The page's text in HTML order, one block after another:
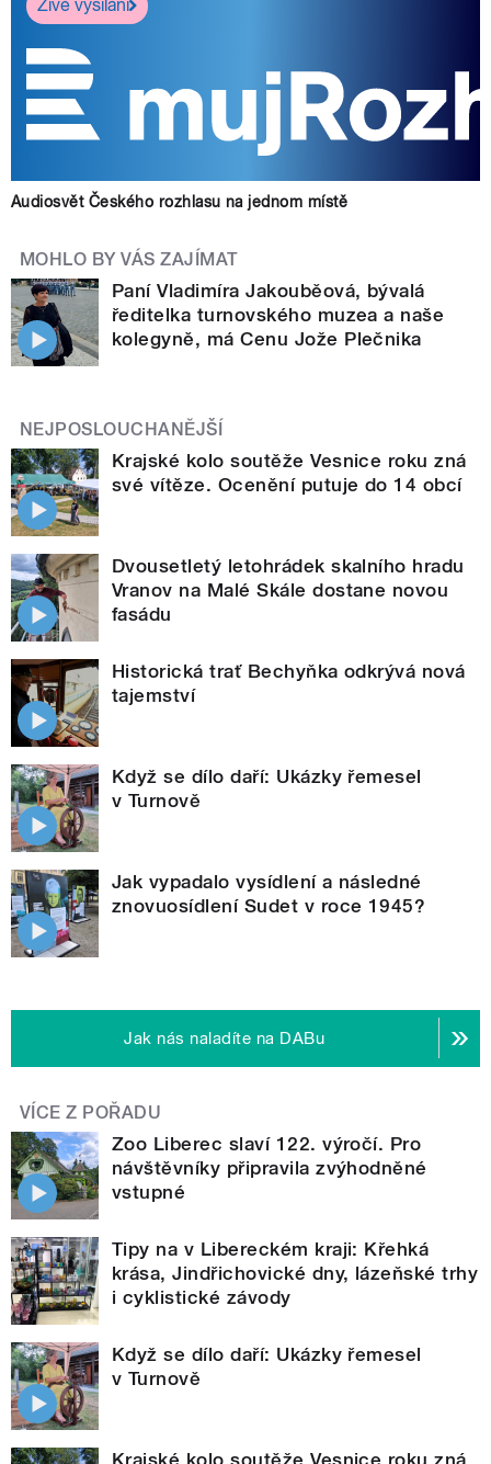
Živé vysílání
Audiosvět Českého rozhlasu na jednom místě
MOHLO BY VÁS ZAJÍMAT
Paní Vladimíra Jakouběová, bývalá
ředitelka turnovského muzea a naše
kolegyně, má Cenu Jože Plečnika
NEJPOSLOUCHANĚJŠÍ
Krajské kolo soutěže Vesnice roku zná
své vítěze. Ocenění putuje do 14 obcí
Dvousetletý letohrádek skalního hradu
Vranov na Malé Skále dostane novou
fasádu
Historická trať Bechyňka odkrývá nová
tajemství
Když se dílo daří: Ukázky řemesel
v Turnově
Jak vypadalo vysídlení a následné
znovuosídlení Sudet v roce 1945?
Jak nás naladíte na DABu
VÍCE Z POŘADU
Zoo Liberec slaví 122. výročí. Pro
návštěvníky připravila zvýhodněné
vstupné
Tipy na v Libereckém kraji: Křehká
krása, Jindřichovické dny, lázeňské trhy
i cyklistické závody
Když se dílo daří: Ukázky řemesel
v Turnově
Krajské kolo soutěže Vesnice roku zná